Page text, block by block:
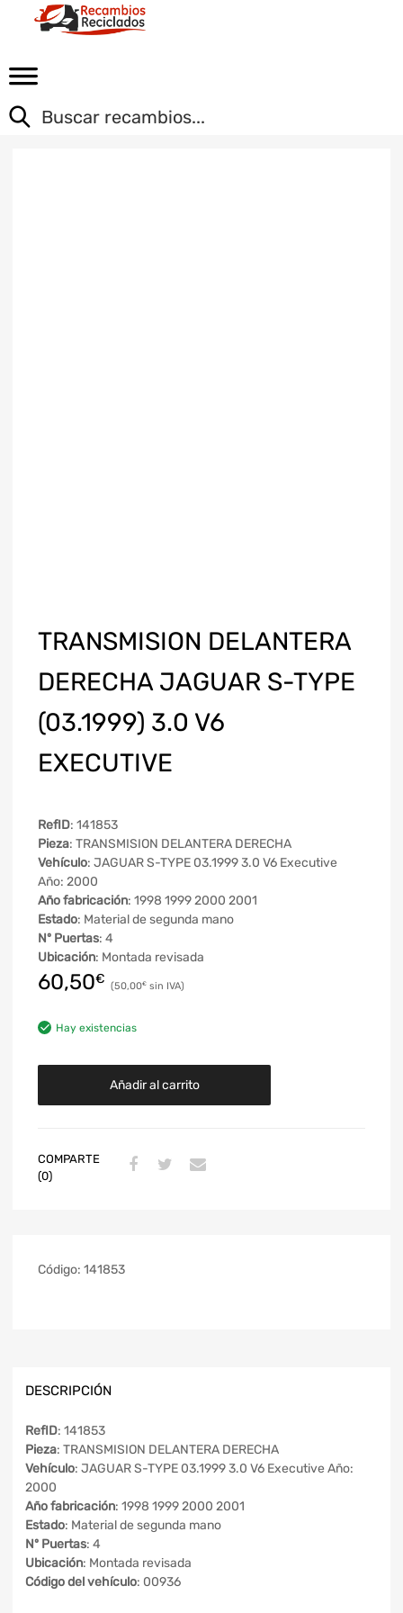
TRANSMISION DELANTERA
DERECHA JAGUAR S-TYPE
(03.1999) 3.0 V6
EXECUTIVE
RefID: 141853
Pieza: TRANSMISION DELANTERA DERECHA
Vehículo: JAGUAR S-TYPE 03.1999 3.0 V6 Executive
Año: 2000
Año fabricación: 1998 1999 2000 2001
Estado: Material de segunda mano
Nº Puertas: 4
Ubicación: Montada revisada
60,50€ 50,00€
Hay existencias
Añadir al carrito
COMPARTE
(0)
Código: 141853
DESCRIPCIÓN
RefID: 141853
Pieza: TRANSMISION DELANTERA DERECHA
Vehículo: JAGUAR S-TYPE 03.1999 3.0 V6 Executive Año:
2000
Año fabricación: 1998 1999 2000 2001
Estado: Material de segunda mano
Nº Puertas: 4
Ubicación: Montada revisada
Código del vehículo: 00936